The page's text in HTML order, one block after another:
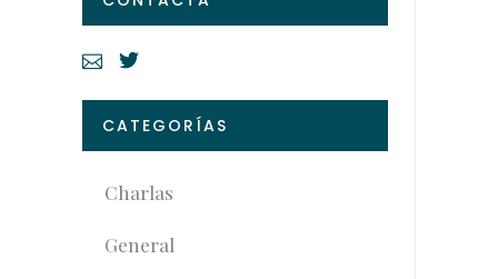
CATEGORÍAS
Charlas
General